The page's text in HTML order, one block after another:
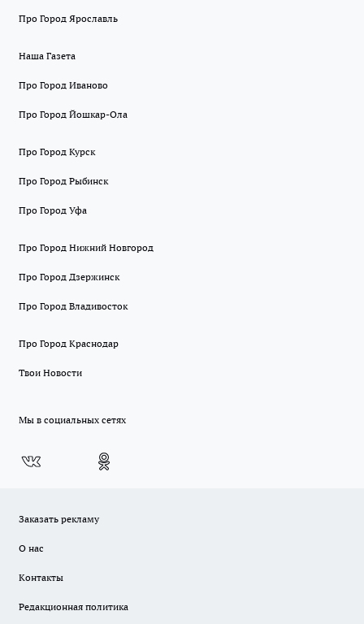
Про Город Ярославль
Наша Газета
Про Город Иваново
Про Город Йошкар-Ола
Про Город Курск
Про Город Рыбинск
Про Город Уфа
Про Город Нижний Новгород
Про Город Дзержинск
Про Город Владивосток
Про Город Краснодар
Твои Новости
Мы в социальных сетях
Заказать рекламу
О нас
Контакты
Редакционная политика